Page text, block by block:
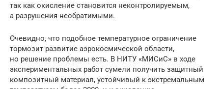
так как окисление становится неконтролируемым,
а разрушения необратимыми.
Очевидно, что подобное температурное ограничение
тормозит развитие аэрокосмической области,
но решение проблемы есть. В НИТУ «МИСиС» в ходе
экспериментальных работ сумели получить защитный
композитный материал, устойчивый к экстремальным